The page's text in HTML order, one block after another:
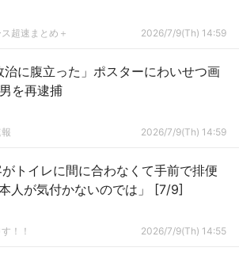
超速まとめ＋ 2026/7/9(Th) 14:59
治に腹立った」ポスターにわいせつ画
を再逮捕
2026/7/9(Th) 14:59
トイレに間に合わなくて手前で排便
することはある。本人が気付かないのでは」 [7/9]
！！ 2026/7/9(Th) 14:55